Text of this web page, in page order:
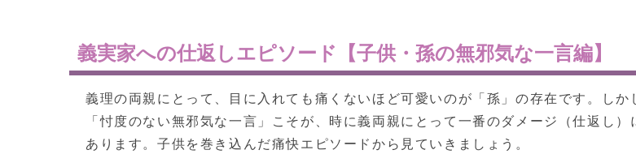
義実家への仕返しエピソード【子供・孫の無邪気な一言編】
義理の両親にとって、目に入れても痛くないほど可愛いのが「孫」の存在です。しか
「忖度のない無邪気な一言」こそが、時に義両親にとって一番のダメージ（仕返し）
あります。子供を巻き込んだ痛快エピソードから見ていきましょう。